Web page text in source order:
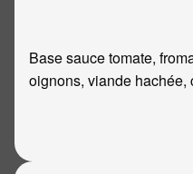
Base sauce tomate,
oignons, viande hachée,